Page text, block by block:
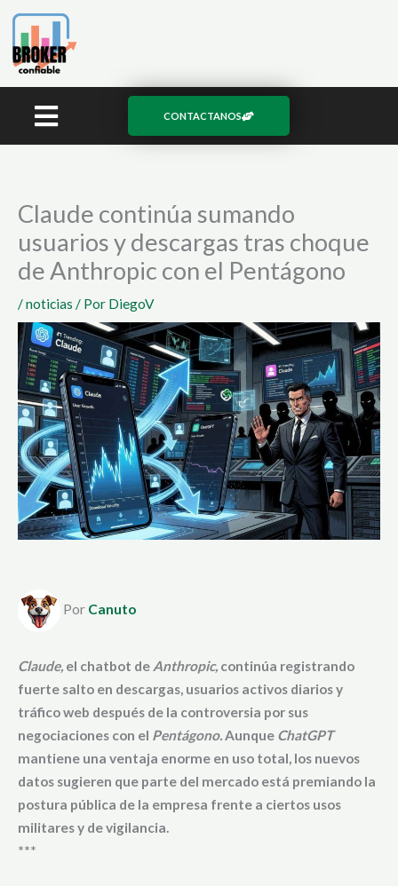
contenido
CONTACTANOS
Claude continúa sumando
usuarios y descargas tras choque
de Anthropic con el Pentágono
/noticias / Por DiegoV
Por Canuto
Claude, el chatbot de Anthropic, continúa registrando
fuerte salto en descargas, usuarios activos diarios y
tráfico web después de la controversia por sus
negociaciones con el Pentágono. Aunque ChatGPT
mantiene una ventaja enorme en uso total, los nuevos
datos sugieren que parte del mercado está premiando la
postura pública de la empresa frente a ciertos usos
militares y de vigilancia.
***